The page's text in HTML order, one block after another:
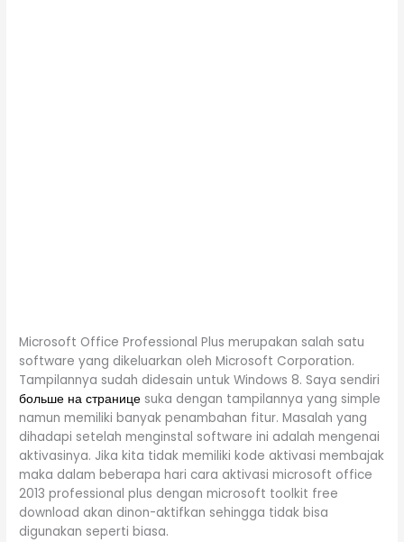
Microsoft Office Professional Plus merupakan salah satu
software yang dikeluarkan oleh Microsoft Corporation.
Tampilannya sudah didesain untuk Windows 8. Saya sendiri
больше на странице suka dengan tampilannya yang simple
namun memiliki banyak penambahan fitur. Masalah yang
dihadapi setelah menginstal software ini adalah mengenai
aktivasinya. Jika kita tidak memiliki kode aktivasi membajak
maka dalam beberapa hari cara aktivasi microsoft office
2013 professional plus dengan microsoft toolkit free
download akan dinon-aktifkan sehingga tidak bisa
digunakan seperti biasa.